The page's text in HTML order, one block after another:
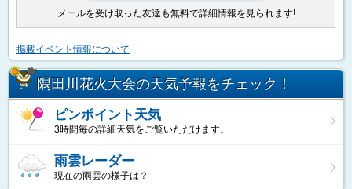
メールを受け取った友達も無料で詳細情報を見られます!
掲載イベント情報について
隅田川花火大会の天気予報をチェック！
ピンポイント天気
3時間毎の詳細天気をご覧いただけます。
雨雲レーダー
現在の雨雲の様子は？